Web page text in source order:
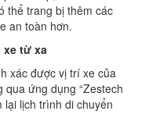
thể trang bị thêm các
an toàn hơn.
xe từ xa
xác được vị trí xe của
ứng dụng “Zestech
lại lịch trình di chuyển